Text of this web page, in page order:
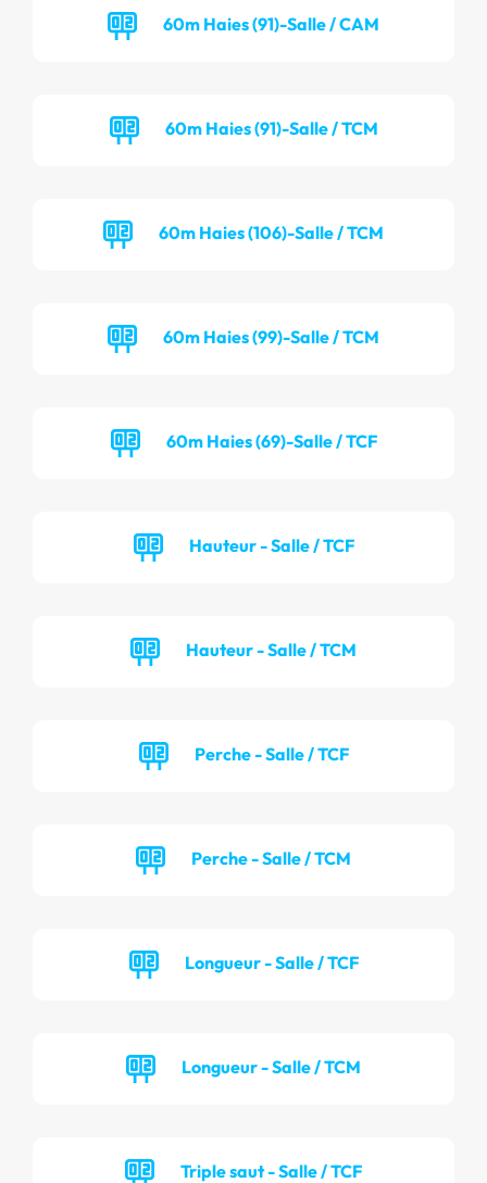
60m Haies (91)-Salle / CAM
60m Haies (91)-Salle / TCM
60m Haies (106)-Salle / TCM
60m Haies (99)-Salle / TCM
60m Haies (69)-Salle / TCF
Hauteur - Salle / TCF
Hauteur - Salle / TCM
Perche - Salle / TCF
Perche - Salle / TCM
Longueur - Salle / TCF
Longueur - Salle / TCM
Triple saut - Salle / TCF